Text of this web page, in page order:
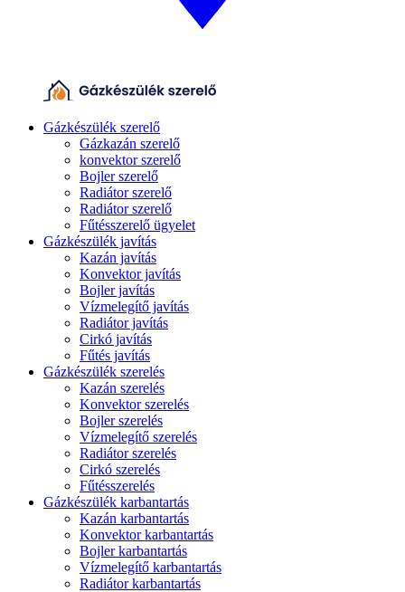
Gázkészülék szerelő
Gázkazán szerelő
konvektor szerelő
Bojler szerelő
Radiátor szerelő
Radiátor szerelő
Fűtésszerelő ügyelet
Gázkészülék javítás
Kazán javítás
Konvektor javítás
Bojler javítás
Vízmelegítő javítás
Radiátor javítás
Cirkó javítás
Fűtés javítás
Gázkészülék szerelés
Kazán szerelés
Konvektor szerelés
Bojler szerelés
Vízmelegítő szerelés
Radiátor szerelés
Cirkó szerelés
Fűtésszerelés
Gázkészülék karbantartás
Kazán karbantartás
Konvektor karbantartás
Bojler karbantartás
Vízmelegítő karbantartás
Radiátor karbantartás